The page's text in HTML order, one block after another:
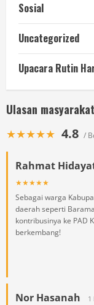
Sosial
Uncategorized
Upacara Rutin
Ulasan masyarakat
★★★★★ 4.8 /
Rahmat
★★★★★
Sebagai warga
daerah seperti
kontribusinya ke PAD
berkembang!
Nor Hasanah 1